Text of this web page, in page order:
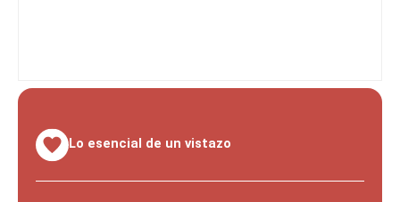
Lo esencial de un vistazo